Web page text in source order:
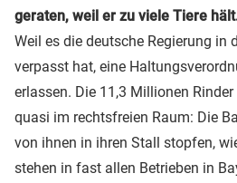
geraten, weil er zu viele Tiere
Weil es die deutsche Regierung in
verpasst hat, eine
erlassen. Die 11,3 Millionen
quasi im rechtsfreien Raum: Die
von ihnen in ihren Stall stopfen,
stehen in fast allen Betrieben in